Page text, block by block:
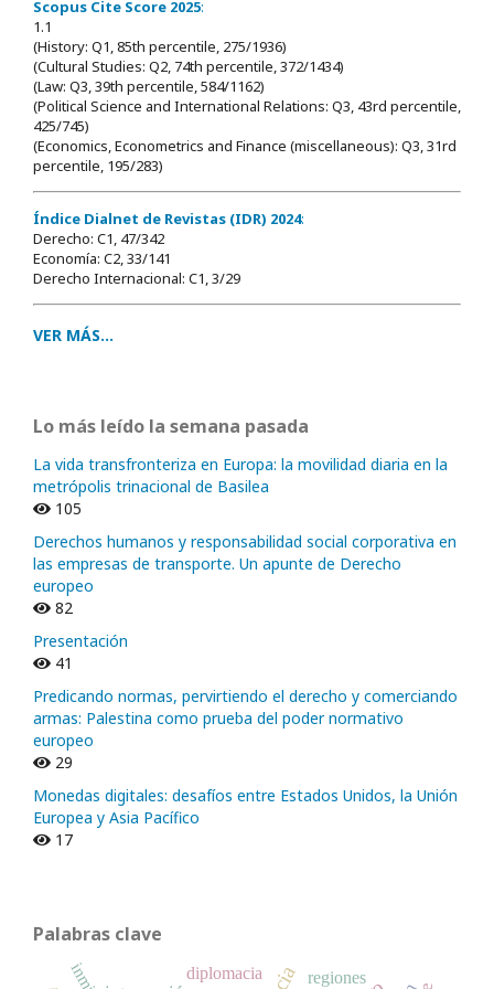
Scopus Cite Score 2025:
1.1
(History: Q1, 85th percentile, 275/1936)
(Cultural Studies: Q2, 74th percentile, 372/1434)
(Law: Q3, 39th percentile, 584/1162)
(Political Science and International Relations: Q3, 43rd percentile,
425/745)
(Economics, Econometrics and Finance (miscellaneous): Q3, 31rd
percentile, 195/283)
Índice Dialnet de Revistas (IDR) 2024:
Derecho: C1, 47/342
Economía: C2, 33/141
Derecho Internacional: C1, 3/29
VER MÁS...
Lo más leído la semana pasada
La vida transfronteriza en Europa: la movilidad diaria en la
metrópolis trinacional de Basilea
105
Derechos humanos y responsabilidad social corporativa en
las empresas de transporte. Un apunte de Derecho
europeo
82
Presentación
41
Predicando normas, pervirtiendo el derecho y comerciando
armas: Palestina como prueba del poder normativo
europeo
29
Monedas digitales: desafíos entre Estados Unidos, la Unión
Europea y Asia Pacífico
17
Palabras clave
regiones
diplomacia